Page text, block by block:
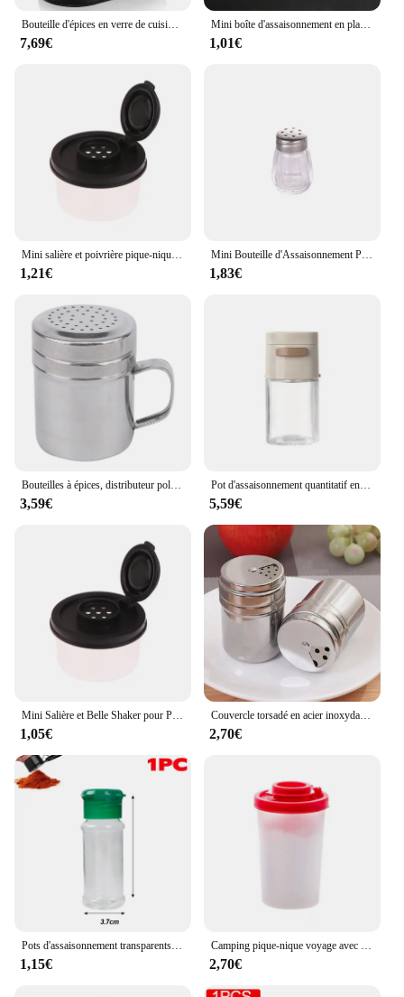
Bouteille d'épices en verre de cuisine, salière et poivrière rechargeables réglables, ensemble de 2 pièces avec étagère, distributeur d'épices avec trous verseurs
7,69€
Mini boîte d'assaisonnement en plastique réutilisable, stockage de sel, camping en plein air, pique-nique, barbecue, bocal à épices portable, 1 pièce
1,01€
Mini salière et poivrière pique-nique cuisine extérieure boîte à déjeuner voyage plastique épices scellé pot distributeur condiment conteneur couvercle
1,21€
Mini Bouteille d'Assaisonnement Portable, Pot de Sel Perforé Durable, Simple et Transparent, Bouteille d'Épices Domestique
1,83€
Bouteilles à épices, distributeur polyvalent, outil de cuisine avec poignée, Shaker, drague, poudre de Barbecue, sel, poivre, sucre en acier inoxydable
3,59€
Pot d'assaisonnement quantitatif en verre de 180ml, bouteille de contrôle du sel de Type presse, boîte d'assaisonnement domestique de cuisine, pot de sel scellé
5,59€
Mini Salière et Belle Shaker pour Pique-Nique, Boîte à Déjeuner de Cuisine en Plein Air, Épices de Voyage, Couvercle Coloré Transparent, Distributeur de Bocaux Scellés en Plastique
1,05€
Couvercle torsadé en acier inoxydable, 2 pièces, Shaker à épices, sel, sucre, poivre, outils de cuisine polyvalents
2,70€
Pots d'assaisonnement transparents, salière, poivrière, bouteilles d'épices, boîtes de rangement de condiments, conteneur de stockage de poudre, outils de cuisine
1,15€
Camping pique-nique voyage avec couvercle outil de cuisine distributeur d'assaisonnement extérieur Mini boîte à déjeuner pot Portable salière et poivrière
2,70€